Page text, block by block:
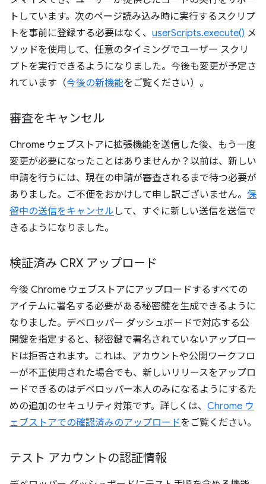
トしています。次のページ読み込み時に実行するスクリプ
トを事前に登録する必要はなく、 userScripts.execute() メ
ソッドを使用して、任意のタイミングでユーザー スクリ
プトを実行できるようになりました。今後も変更が予定さ
れています（今後の新機能をご覧ください）。
審査をキャンセル
Chrome ウェブストアに拡張機能を送信した後、もう一度
変更が必要になったことはありませんか？以前は、新しい
申請を行うには、現在の申請が審査されるまで待つ必要が
ありました。ご不便をおかけして申し訳ございません。 保
留中の送信をキャンセル して、すぐに新しい送信を送信で
きるようになりました。
検証済み CRX アップロード
今後 Chrome ウェブストアにアップロードするすべての
アイテムに署名する必要がある秘密鍵を生成できるように
なりました。デベロッパー ダッシュボードで対応する公
開鍵を指定すると、秘密鍵で署名されていないアップロー
ドは拒否されます。これは、アカウントや公開ワークフロ
ーが不正使用された場合でも、新しいリリースをアップロ
ードできるのはデベロッパー本人のみになるようにするた
めの追加のセキュリティ対策です。詳しくは、 Chrome ウ
ェブストアでの確認済みのアップロードをご覧ください。
テスト アカウントの認証情報